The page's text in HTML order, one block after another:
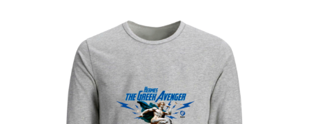
Hermes The Greek Avenger